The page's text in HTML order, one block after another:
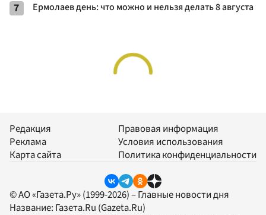
7 Ермолаев день: что можно и нельзя делать 8 августа
Редакция
Реклама
Карта сайта
Правовая информация
Условия использования
Политика конфиденциальности
© АО «Газета.Ру» (1999-2026) – Главные новости дня
Название: Газета.Ru (Gazeta.Ru)